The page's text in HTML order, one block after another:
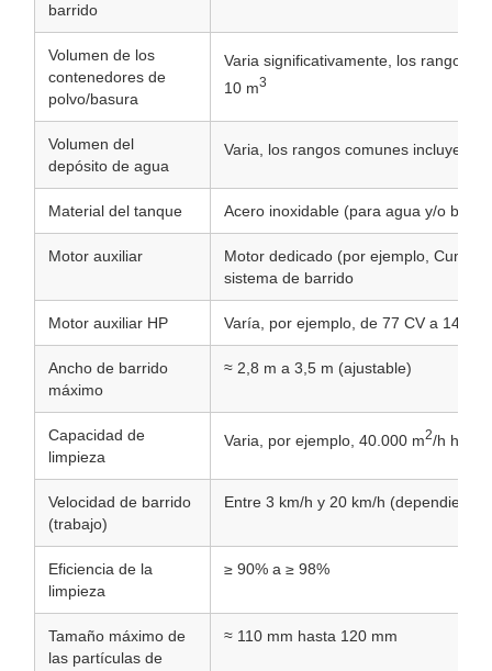
barrido
Volumen de los
contenedores de
polvo/basura
Varia significativamente, los rangos
10 m3
Volumen del
depósito de agua
Varia, los rangos comunes incluyen
Material del tanque Acero inoxidable (para agua y/o
Motor auxiliar
Motor dedicado (por ejemplo,
sistema de barrido
Motor auxiliar HP Varía, por ejemplo, de 77 CV a 140
Ancho de barrido
máximo
≈ 2,8 m a 3,5 m (ajustable)
Capacidad de
limpieza
Varia, por ejemplo, 40.000 m2/h
Velocidad de barrido
(trabajo)
Entre 3 km/h y 20 km/h
Eficiencia de la
limpieza
≥ 90% a ≥ 98%
Tamaño máximo de
las partículas de
≈ 110 mm hasta 120 mm